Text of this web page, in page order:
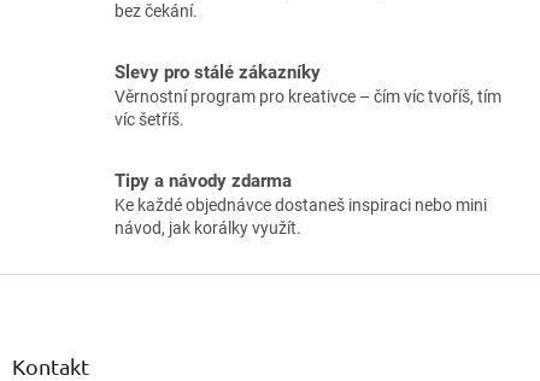
bez čekání.
Slevy pro stálé zákazníky
Věrnostní program pro kreativce – čím víc tvoříš, tím
víc šetříš.
Tipy a návody zdarma
Ke každé objednávce dostaneš inspiraci nebo mini
návod, jak korálky využít.
Kontakt